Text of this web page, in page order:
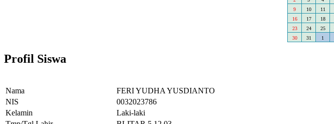
9
10 11
16
17 18
23
24 25
30
31 1
Profil Siswa
Nama
FERI YUDHA YUSDIANTO
NIS
0032023786
Kelamin
Laki-laki